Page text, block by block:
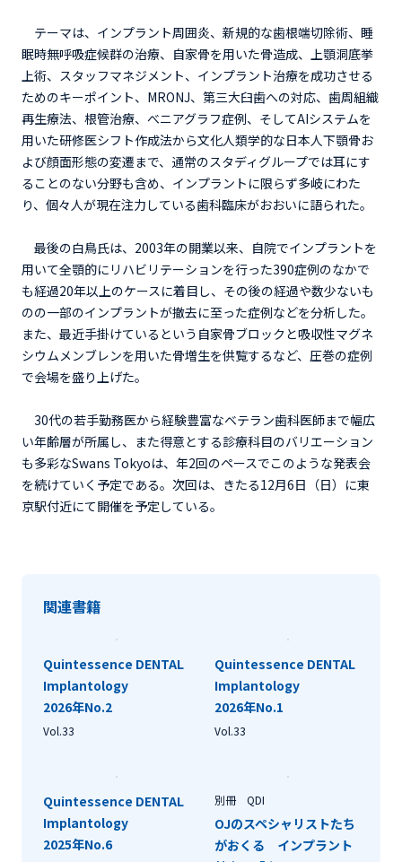
テーマは、インプラント周囲炎、新規的な歯根端切除術、睡
眠時無呼吸症候群の治療、自家骨を用いた骨造成、上顎洞底挙
上術、スタッフマネジメント、インプラント治療を成功させる
ためのキーポイント、MRONJ、第三大臼歯への対応、歯周組織
再生療法、根管治療、べニアグラフ症例、そしてAIシステムを
用いた研修医シフト作成法から文化人類学的な日本人下顎骨お
よび顔面形態の変遷まで、通常のスタディグループでは耳にす
ることのない分野も含め、インプラントに限らず多岐にわた
り、個々人が現在注力している歯科臨床がおおいに語られた。
最後の白鳥氏は、2003年の開業以来、自院でインプラントを
用いて全顎的にリハビリテーションを行った390症例のなかで
も経過20年以上のケースに着目し、その後の経過や数少ないも
のの一部のインプラントが撤去に至った症例などを分析した。
また、最近手掛けているという自家骨ブロックと吸収性マグネ
シウムメンブレンを用いた骨増生を供覧するなど、圧巻の症例
で会場を盛り上げた。
30代の若手勤務医から経験豊富なベテラン歯科医師まで幅広
い年齢層が所属し、また得意とする診療科目のバリエーション
も多彩なSwans Tokyoは、年2回のペースでこのような発表会
を続けていく予定である。次回は、きたる12月6日（日）に東
京駅付近にて開催を予定している。
関連書籍
Quintessence DENTAL
Implantology
2026年No.2
Vol.33
Quintessence DENTAL
Implantology
2026年No.1
Vol.33
Quintessence DENTAL
Implantology
2025年No.6
別冊 QDI
OJのスペシャリストたち
がおくる インプラント